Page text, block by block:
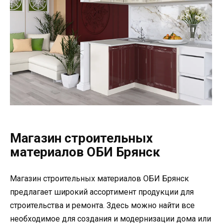
Магазин строительных
материалов ОБИ Брянск
Магазин строительных материалов ОБИ Брянск
предлагает широкий ассортимент продукции для
строительства и ремонта. Здесь можно найти все
необходимое для создания и модернизации дома или